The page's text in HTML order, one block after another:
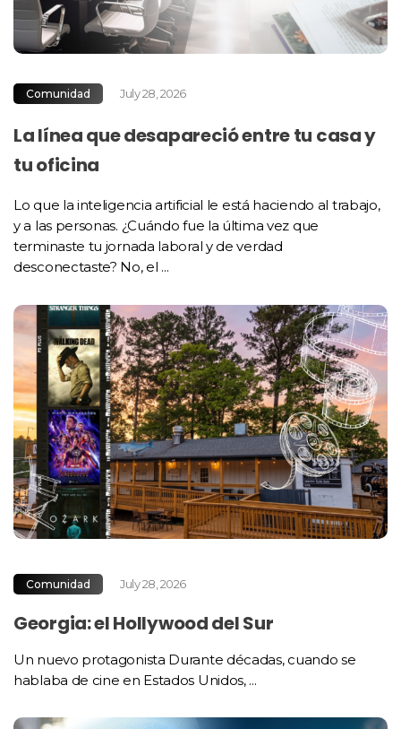
Comunidad July 28, 2026
La línea que desapareció entre tu casa y
tu oficina
Lo que la inteligencia artificial le está haciendo al trabajo,
y a las personas. ¿Cuándo fue la última vez que
terminaste tu jornada laboral y de verdad
desconectaste? No, el ...
Comunidad July 28, 2026
Georgia: el Hollywood del Sur
Un nuevo protagonista Durante décadas, cuando se
hablaba de cine en Estados Unidos, ...